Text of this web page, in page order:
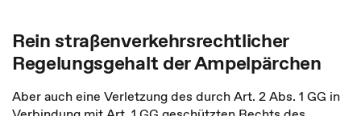
Rein straßenverkehrsrechtlicher
Regelungsgehalt der Ampelpärchen
Aber auch eine Verletzung des durch Art. 2 Abs. 1 GG in